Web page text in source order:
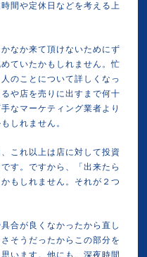
間や定休日などを考える上
なか来て頂けないためにず
ていたかもしれません。忙
のことについて詳しくなっ
や店を売りに出すまで何十
なマーケティング業者より
しれません。
これ以上は店に対して投資
す。ですから、「出来たら
もしれません。それが２つ
合が良くなかったから直し
そうだったからこの部分を
います。他にも、深夜時間